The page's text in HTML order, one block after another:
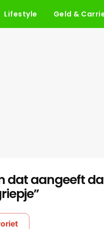
Lifestyle Geld &
dat aangeeft